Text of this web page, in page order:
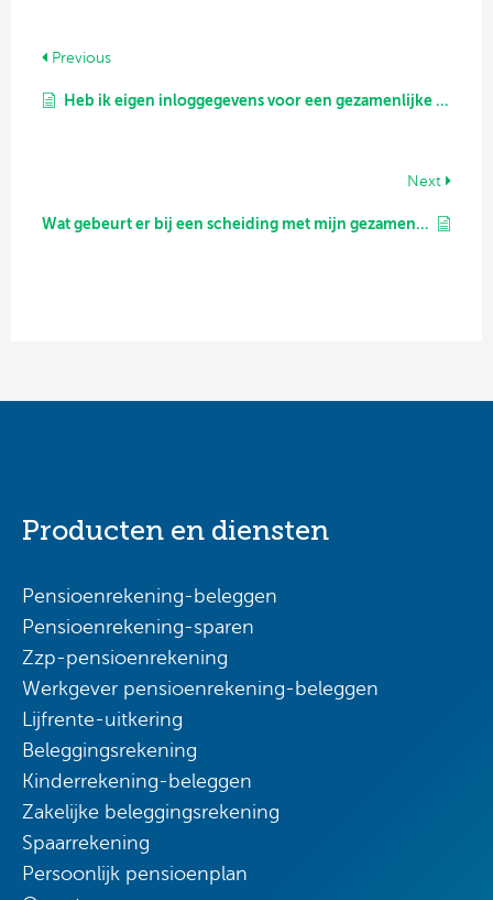
Previous
Heb ik eigen inloggegevens voor een gezamenlijke rekening?
Next
Wat gebeurt er bij een scheiding met mijn gezamenlijke rekening?
Producten en diensten
Pensioenrekening-beleggen
Pensioenrekening-sparen
Zzp-pensioenrekening
Werkgever pensioenrekening-beleggen
Lijfrente-uitkering
Beleggingsrekening
Kinderrekening-beleggen
Zakelijke beleggingsrekening
Spaarrekening
Persoonlijk pensioenplan